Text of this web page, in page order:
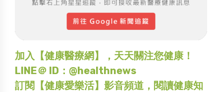
加入【健康醫療網】，天天關注您健康！
LINE＠ ID：@healthnews
訂閱【健康愛樂活】影音頻道，閱讀健康知